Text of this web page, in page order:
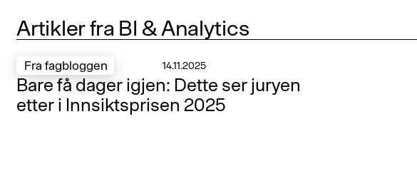
Artikler fra BI & Analytics
Fra fagbloggen 14.11.2025
Bare få dager igjen: Dette ser juryen
etter i Innsiktsprisen 2025